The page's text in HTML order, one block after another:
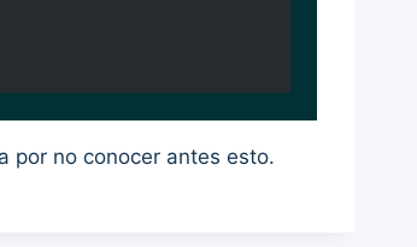
por no conocer antes esto.